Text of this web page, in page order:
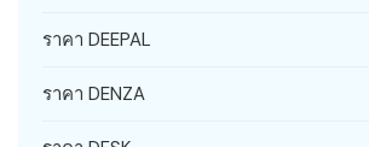
ราคา DEEPAL
ราคา DENZA